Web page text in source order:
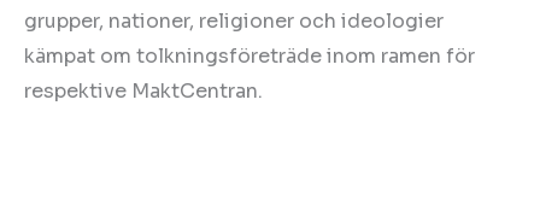
grupper, nationer, religioner och ideologier
kämpat om tolkningsföreträde inom ramen för
respektive MaktCentran.